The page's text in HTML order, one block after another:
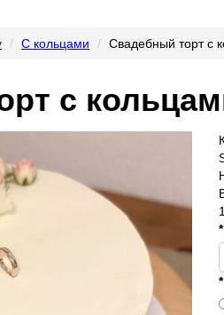
С кольцами Свадебный торт с
с